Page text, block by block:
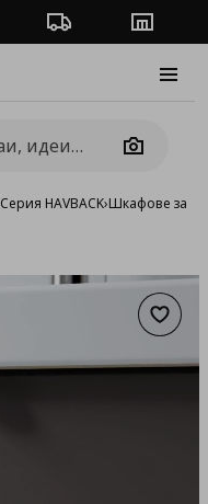
Проследяване на
Camera
Серия HAVBACK›Шкафове за